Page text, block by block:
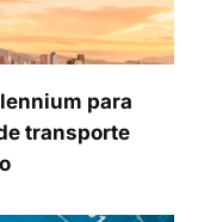
para
transporte